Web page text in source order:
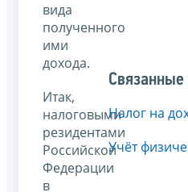
вида
полученного
ими
дохода.
Итак,
налоговыми
резидентами
Российской
Федерации
в
Налог на
Учёт